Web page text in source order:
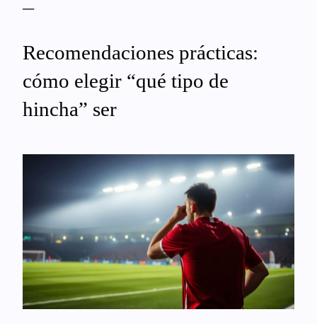
—
Recomendaciones prácticas:
cómo elegir “qué tipo de
hincha” ser